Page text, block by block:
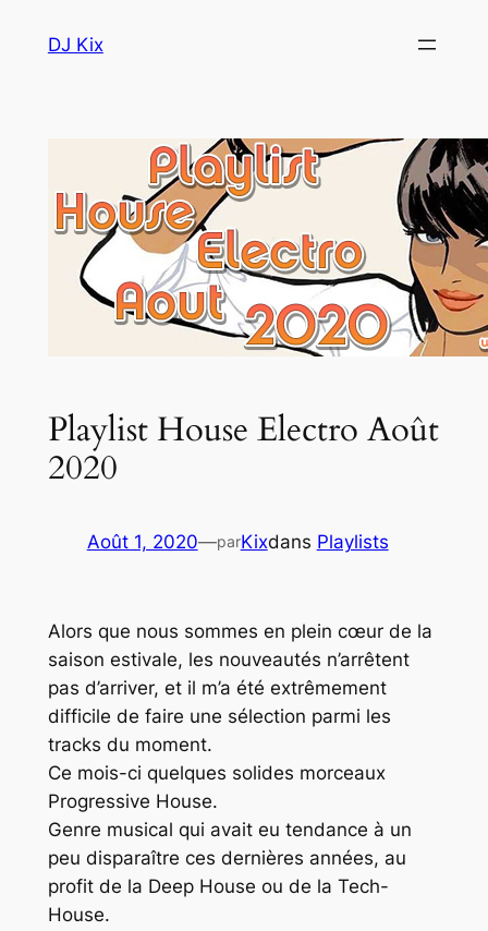
DJ Kix
Playlist House Electro Août
2020
Août 1, 2020—parKixdans Playlists
Alors que nous sommes en plein cœur de la
saison estivale, les nouveautés n’arrêtent
pas d’arriver, et il m’a été extrêmement
difficile de faire une sélection parmi les
tracks du moment.
Ce mois-ci quelques solides morceaux
Progressive House.
Genre musical qui avait eu tendance à un
peu disparaître ces dernières années, au
profit de la Deep House ou de la Tech-
House.